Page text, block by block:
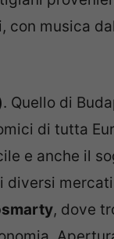
con musica
. Quello di
di tutta
e anche il
diversi
, dove